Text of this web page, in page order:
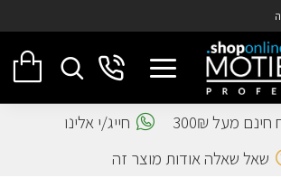
מעל 300₪
חייג/י אלינו
שאל שאלה אודות מוצר זה